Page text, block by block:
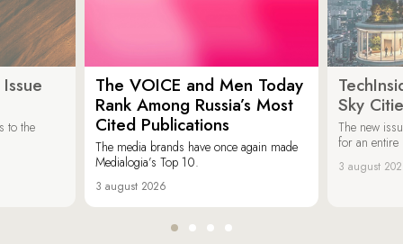
to the
The VOICE and Men Today
Rank Among Russia’s Most
Cited Publications
The media brands have once again made
Medialogia’s Top 10.
3 august 2026
Sky
The new
for an entire
3 august